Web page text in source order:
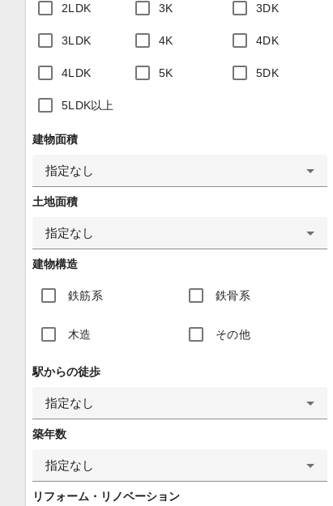
2LDK 3K 3DK
3LDK 4K 4DK
4LDK 5K 5DK
5LDK以上
建物面積
指定なし
土地面積
指定なし
建物構造
鉄筋系 鉄骨系
木造 その他
駅からの徒歩
指定なし
築年数
指定なし
リフォーム・リノベーション